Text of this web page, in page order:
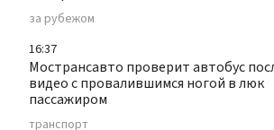
за рубежом
16:37
Мострансавто проверит автобус
видео с провалившимся ногой в люк
пассажиром
транспорт